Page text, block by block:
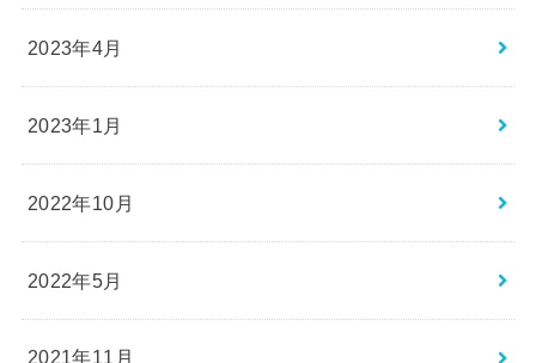
2023年4月
2023年1月
2022年10月
2022年5月
2021年11月